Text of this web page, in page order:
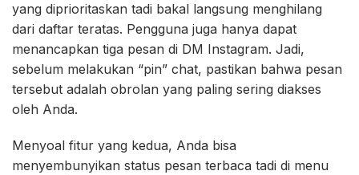
yang diprioritaskan tadi bakal langsung menghilang
dari daftar teratas. Pengguna juga hanya dapat
menancapkan tiga pesan di DM Instagram. Jadi,
sebelum melakukan “pin” chat, pastikan bahwa pesan
tersebut adalah obrolan yang paling sering diakses
oleh Anda.
Menyoal fitur yang kedua, Anda bisa
menyembunyikan status pesan terbaca tadi di menu